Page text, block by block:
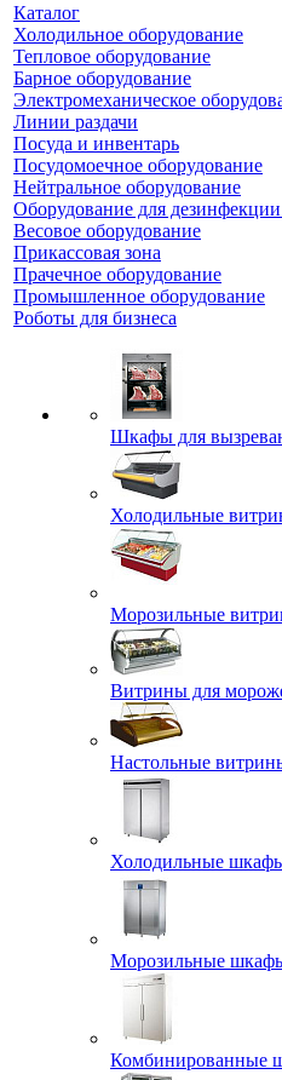
Каталог
Холодильное оборудование
Тепловое оборудование
Барное оборудование
Электромеханическое
Линии раздачи
Посуда и инвентарь
Посудомоечное оборудование
Нейтральное оборудование
Оборудование для
Весовое оборудование
Прикассовая зона
Прачечное оборудование
Промышленное оборудование
Роботы для бизнеса
Шкафы для
Холодильные
Морозильные
Витрины для
Настольные
Холодильные
Морозильные
Комбинированные